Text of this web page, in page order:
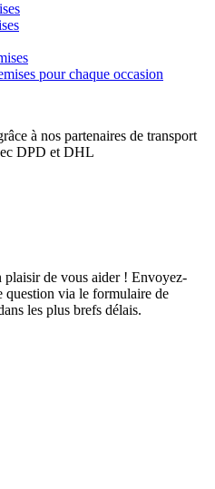
pour chaque occasion
à nos partenaires de transport
DPD et DHL
plaisir de vous aider ! Envoyez-
question via le formulaire de
les plus brefs délais.